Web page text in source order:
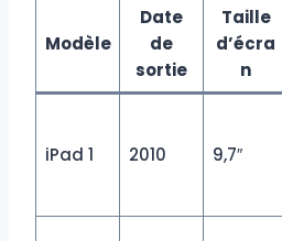
Modèle
Date
de
sortie
Taille
d’écra
n
iPad 1 2010 9,7″